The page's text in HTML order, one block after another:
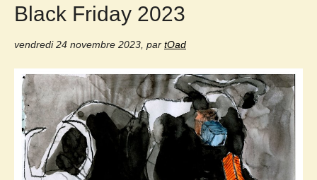
Black Friday 2023
vendredi 24 novembre 2023, par tOad